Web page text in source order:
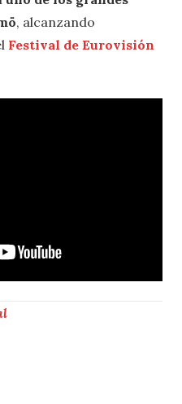
, alcanzando
Festival de Eurovisión